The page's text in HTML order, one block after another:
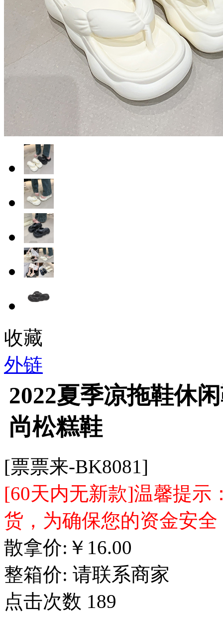
收藏
外链
2022夏季凉拖鞋休
尚松糕鞋
[票票来-BK8081]
[60天内无新款]温馨提示
货，为确保您的资金安
散拿价: ￥ 16.00
整箱价: 请联系商家
点击次数 189